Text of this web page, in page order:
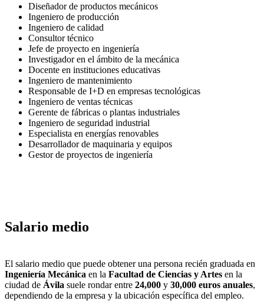
Diseñador de productos mecánicos
Ingeniero de producción
Ingeniero de calidad
Consultor técnico
Jefe de proyecto en ingeniería
Investigador en el ámbito de la mecánica
Docente en instituciones educativas
Ingeniero de mantenimiento
Responsable de I+D en empresas tecnológicas
Ingeniero de ventas técnicas
Gerente de fábricas o plantas industriales
Ingeniero de seguridad industrial
Especialista en energías renovables
Desarrollador de maquinaria y equipos
Gestor de proyectos de ingeniería
Salario medio
El salario medio que puede obtener una persona recién graduada en
Ingeniería Mecánica en la Facultad de Ciencias y Artes en la
ciudad de Ávila suele rondar entre 24,000 y 30,000 euros anuales,
dependiendo de la empresa y la ubicación específica del empleo.